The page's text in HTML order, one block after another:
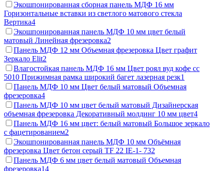
Экошпонированная сборная панель МДФ 16 мм
Горизонтальные вставки из светлого матового стекла
Вертика4
Экошпонированная панель МДФ 10 мм цвет белый
матовый Линейная фрезеровка2
Панель МДФ 12 мм Объемная фрезеровка Цвет графит
Зеркало Elit2
Влагостойкая панель МДФ 16 мм Цвет роял вуд кофе сс
5010 Прижимная рамка широкий багет лазерная резк1
Панель МДФ 10 мм Цвет белый матовый Объемная
фрезеровка4
Панель МДФ 10 мм цвет белый матовый Дизайнерская
объемная фрезеровка Декоративный молдинг 10 мм цвет4
Панель МДФ 16 мм цвет: белый матовый Большое зеркало
с фацетированием2
Экошпонированная панель МДФ 10 мм Объёмная
фрезеровка Цвет бетон серый TF 22 IE-1- 732
Панель МДФ 6 мм цвет белый матовый Объемная
фрезеровка14